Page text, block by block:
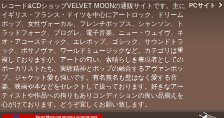
レコード&CDショップVELVET MOONの通販サイトです。主に
イギリス・フランス・ドイツを中心にアートロック、ドリーム
ポップ、女性ヴォーカル、フレンチポップス、シャンソン、ト
ラッドフォーク、プログレ、電子音楽、ニュー・ウェイヴ、ネ
オ・アコースティック、エレポップ、ゴシック、サウンドトラ
ック、ボサノヴァ、ワールドミュージックなど。カテゴリは重
複しておりますが、アートの匂い、素晴らしき表現者としての
ボーカリストたち、実験精神とポップの融合するアヴァンポッ
プ、ジャケット愛も強いです。有名無名も壁はなく愛する音
楽、映画や本などをセレクトして扱っております。好きなアー
ティストや作品への拘りもありコンディションの良い品揃えを
心がけております。どうぞ宜しくお願い致します。
PCサイト